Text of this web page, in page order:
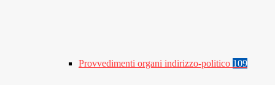
Provvedimenti organi indirizzo-politico 109